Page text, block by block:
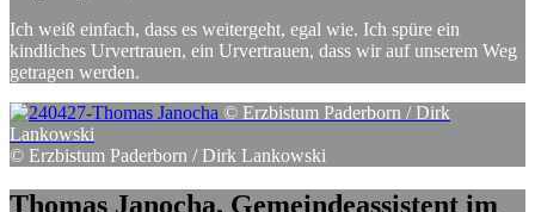
Ich weiß einfach, dass es weitergeht, egal wie. Ich spüre ein
kindliches Urvertrauen, ein Urvertrauen, dass wir auf unserem Weg
getragen werden.
© Erzbistum Paderborn / Dirk
Lankowski
© Erzbistum Paderborn / Dirk Lankowski
Thomas Janocha, Gemeindeassistent im